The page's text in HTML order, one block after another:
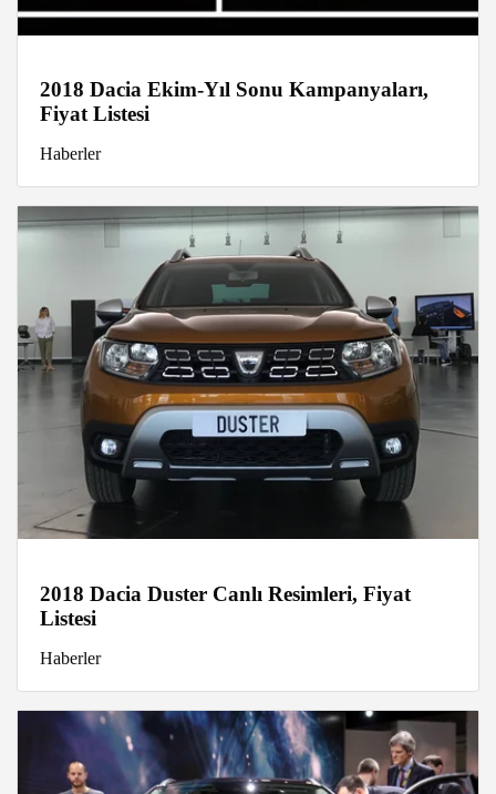
2018 Dacia Ekim-Yıl Sonu Kampanyaları,
Fiyat Listesi
Haberler
2018 Dacia Duster Canlı Resimleri, Fiyat
Listesi
Haberler